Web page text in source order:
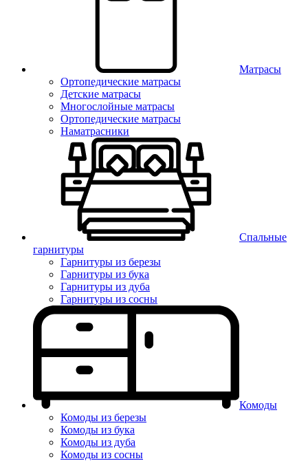
Матрасы
Ортопедические матрасы
Детские матрасы
Многослойные матрасы
Ортопедические матрасы
Наматрасники
Спальные
гарнитуры
Гарнитуры из березы
Гарнитуры из бука
Гарнитуры из дуба
Гарнитуры из сосны
Комоды
Комоды из березы
Комоды из бука
Комоды из дуба
Комоды из сосны